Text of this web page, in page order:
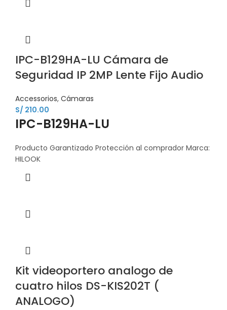
IPC-B129HA-LU Cámara de
Seguridad IP 2MP Lente Fijo Audio
Accessorios, Cámaras
S/ 210.00
IPC-B129HA-LU
Producto Garantizado Protección al comprador Marca:
HILOOK
Kit videoportero analogo de
cuatro hilos DS-KIS202T (
ANALOGO)